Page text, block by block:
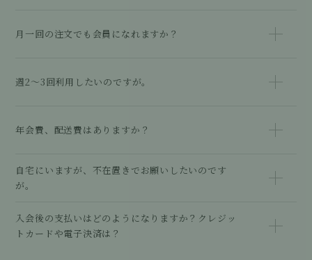
月一回の注文でも会員になれますか？
週2～3回利用したいのですが。
年会費、配送費はありますか？
自宅にいますが、不在置きでお願いしたいのです
が。
入会後の支払いはどのようになりますか？クレジッ
トカードや電子決済は？